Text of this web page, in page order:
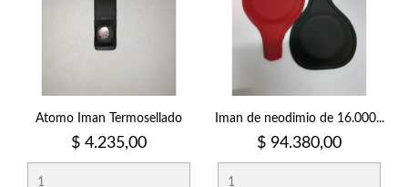
Atomo Iman Termosellado
Precio
$ 4.235,00
Iman de neodimio de 16.000...
Precio
$ 94.380,00